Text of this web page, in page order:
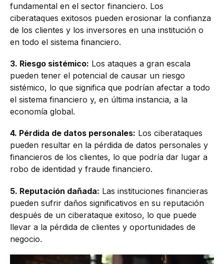
fundamental en el sector financiero. Los
ciberataques exitosos pueden erosionar la confianza
de los clientes y los inversores en una institución o
en todo el sistema financiero.
3. Riesgo sistémico: Los ataques a gran escala
pueden tener el potencial de causar un riesgo
sistémico, lo que significa que podrían afectar a todo
el sistema financiero y, en última instancia, a la
economía global.
4. Pérdida de datos personales: Los ciberataques
pueden resultar en la pérdida de datos personales y
financieros de los clientes, lo que podría dar lugar a
robo de identidad y fraude financiero.
5. Reputación dañada: Las instituciones financieras
pueden sufrir daños significativos en su reputación
después de un ciberataque exitoso, lo que puede
llevar a la pérdida de clientes y oportunidades de
negocio.